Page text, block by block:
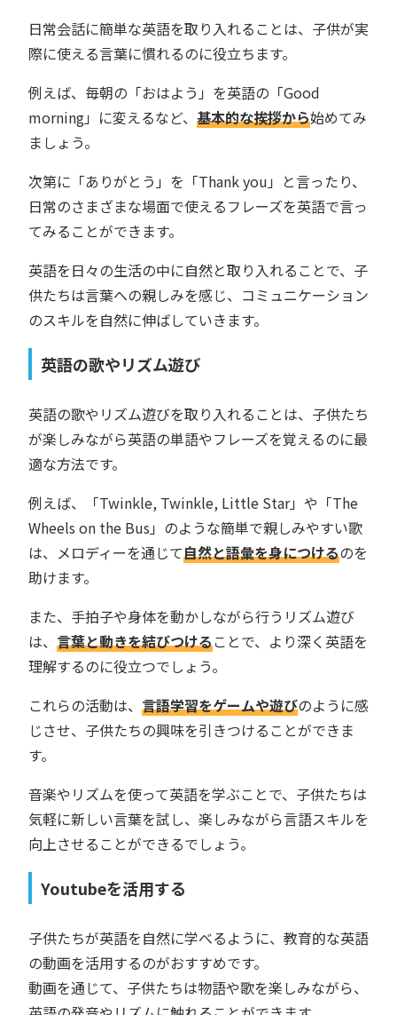
日常会話に簡単な英語を取り入れることは、子供が実
際に使える言葉に慣れるのに役立ちます。
例えば、毎朝の「おはよう」を英語の「Good
morning」に変えるなど、 基本的な挨拶から始めてみ
ましょう。
次第に「ありがとう」を「Thank you」と言ったり、
日常のさまざまな場面で使えるフレーズを英語で言っ
てみることができます。
英語を日々の生活の中に自然と取り入れることで、子
供たちは言葉への親しみを感じ、コミュニケーション
のスキルを自然に伸ばしていきます。
英語の歌やリズム遊び
英語の歌やリズム遊びを取り入れることは、子供たち
が楽しみながら英語の単語やフレーズを覚えるのに最
適な方法です。
例えば、「Twinkle, Twinkle, Little Star」や「The
Wheels on the Bus」のような簡単で親しみやすい歌
は、メロディーを通じて自然と語彙を身につけるのを
助けます。
また、手拍子や身体を動かしながら行うリズム遊び
は、 言葉と動きを結びつけることで、より深く英語を
理解するのに役立つでしょう。
これらの活動は、 言語学習をゲームや遊びのように感
じさせ、子供たちの興味を引きつけることができま
す。
音楽やリズムを使って英語を学ぶことで、子供たちは
気軽に新しい言葉を試し、楽しみながら言語スキルを
向上させることができるでしょう。
Youtubeを活用する
子供たちが英語を自然に学べるように、教育的な英語
の動画を活用するのがおすすめです。
動画を通じて、子供たちは物語や歌を楽しみながら、